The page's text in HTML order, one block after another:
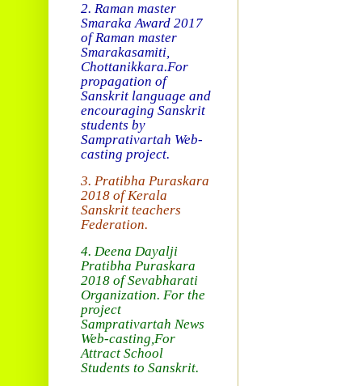
2. Raman master
Smaraka Award 2017
of Raman master
Smarakasamiti,
Chottanikkara.For
propagation of
Sanskrit language and
encouraging Sanskrit
students by
Samprativartah Web-
casting project.
3. Pratibha Puraskara
2018 ofKerala
Sanskrit teachers
Federation.
4. Deena Dayalji
Pratibha Puraskara
2018 of Sevabharati
Organization. For the
project
Samprativartah News
Web-casting,For
Attract School
Students to Sanskrit.